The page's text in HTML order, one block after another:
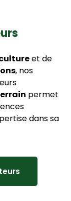
et de
, nos
permet
dans sa